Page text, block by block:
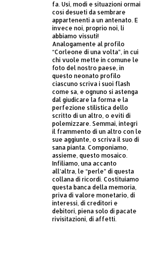
fa. Usi, modi e situazioni ormai
così desueti da sembrare
appartenenti a un antenato. E
invece noi, proprio noi, li
abbiamo vissuti!
Analogamente al profilo
“Corleone di una volta”, in cui
chi vuole mette in comune le
foto del nostro paese, in
questo neonato profilo
ciascuno scriva i suoi flash
come sa, e ognuno si astenga
dal giudicare la forma e la
perfezione stilistica dello
scritto di un altro, o eviti di
polemizzare. Semmai, integri
il frammento di un altro con le
sue aggiunte, o scriva il suo di
sana pianta. Componiamo,
assieme, questo mosaico.
Infiliamo, una accanto
all’altra, le “perle” di questa
collana di ricordi. Costituiamo
questa banca della memoria,
priva di valore monetario, di
interessi, di creditori e
debitori, piena solo di pacate
rivisitazioni, di affetti.